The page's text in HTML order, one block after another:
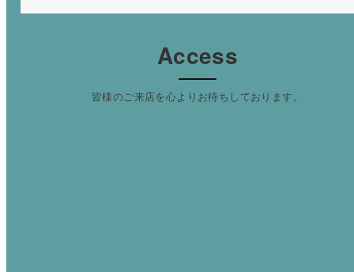
Access
皆様のご来店を心よりお待ちしております。